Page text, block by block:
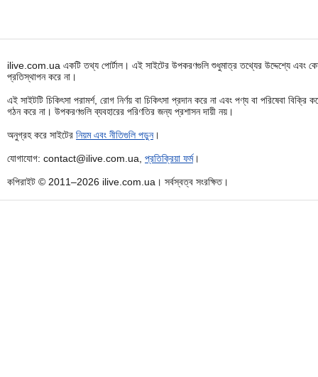
ilive.com.ua একটি তথ্য পোর্টাল। এই সাইটের উপকরণগুলি শুধুমাত্র তথ্যের উদ্দেশ্যে এবং
প্রতিস্থাপন করে না।
এই সাইটটি চিকিৎসা পরামর্শ, রোগ নির্ণয় বা চিকিৎসা প্রদান করে না এবং পণ্য বা পরিষেবা
গঠন করে না। উপকরণগুলি ব্যবহারের পরিণতির জন্য প্রশাসন দায়ী নয়।
অনুগ্রহ করে সাইটের নিয়ম এবং নীতিগুলি পড়ুন।
যোগাযোগ: contact@ilive.com.ua, প্রতিক্রিয়া ফর্ম।
কপিরাইট © 2011–2026 ilive.com.ua। সর্বস্বত্ব সংরক্ষিত।